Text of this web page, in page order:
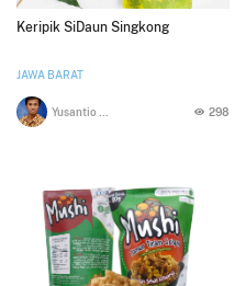
Keripik SiDaun Singkong
JAWA BARAT
298